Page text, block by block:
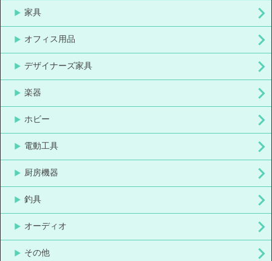
家具
オフィス用品
デザイナーズ家具
楽器
ホビー
電動工具
厨房機器
釣具
オーディオ
その他